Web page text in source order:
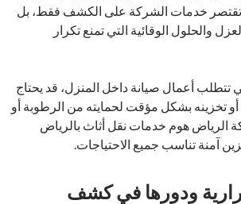
تقتصر خدمات الشركة على الكشف فقط، بل
والحلول الوقائية التي تمنع تكرار
تتطلب أعمال صيانة داخل المنزل، قد يحتاج
أو تخزينه بشكل مؤقت لحمايته من الرطوبة أو
الرياض هوم خدمات نقل أثاث بالرياض
آمنة تناسب جميع الاحتياجات.
ودورها في كشف